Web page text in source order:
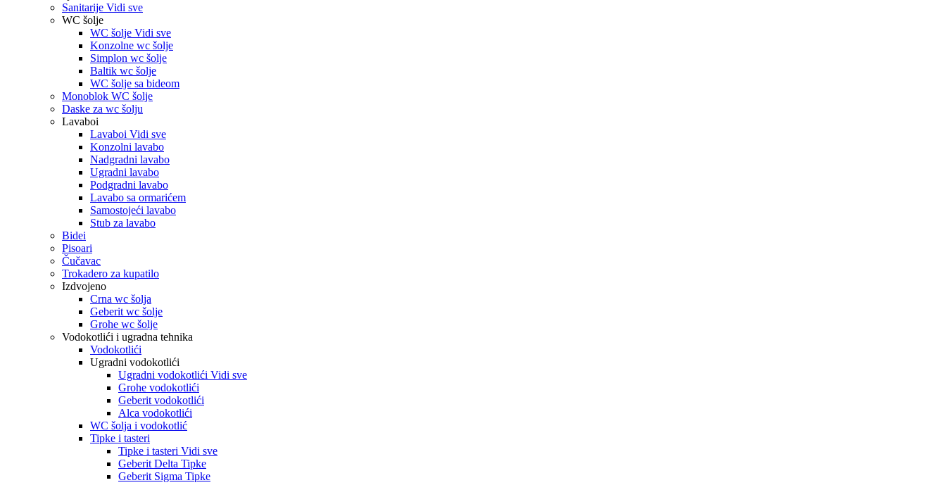
Sanitarije Vidi sve
WC šolje
WC šolje Vidi sve
Konzolne wc šolje
Simplon wc šolje
Baltik wc šolje
WC šolje sa bideom
Monoblok WC šolje
Daske za wc šolju
Lavaboi
Lavaboi Vidi sve
Konzolni lavabo
Nadgradni lavabo
Ugradni lavabo
Podgradni lavabo
Lavabo sa ormarićem
Samostojeći lavabo
Stub za lavabo
Bidei
Pisoari
Čučavac
Trokadero za kupatilo
Izdvojeno
Crna wc šolja
Geberit wc šolje
Grohe wc šolje
Vodokotlići i ugradna tehnika
Vodokotlići
Ugradni vodokotlići
Ugradni vodokotlići Vidi sve
Grohe vodokotlići
Geberit vodokotlići
Alca vodokotlići
WC šolja i vodokotlić
Tipke i tasteri
Tipke i tasteri Vidi sve
Geberit Delta Tipke
Geberit Sigma Tipke